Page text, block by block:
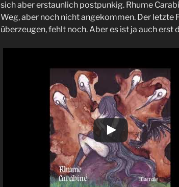
sich aber erstaunlich postpunkig. Rhume
Weg, aber noch nicht angekommen. Der letzte
überzeugen, fehlt noch. Aber es ist ja auch erst